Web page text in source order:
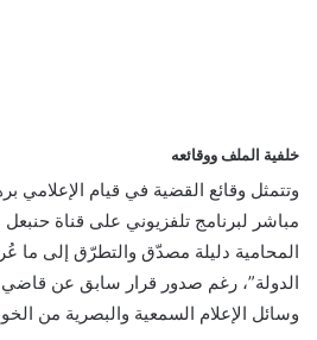
خلفية الملف ووقائعه
وتتمثل وقائع القضية في قيام
مباشر لبرنامج تلفزيوني على قناة
المحامية دليلة مصدّق والتطرّق إلى ما
الدولة”، رغم صدور قرار سابق عن
وسائل الإعلام السمعية والبصرية من